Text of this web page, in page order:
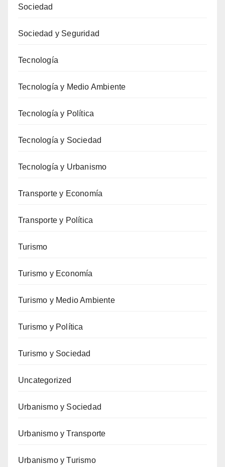
Sociedad
Sociedad y Seguridad
Tecnología
Tecnología y Medio Ambiente
Tecnología y Política
Tecnología y Sociedad
Tecnología y Urbanismo
Transporte y Economía
Transporte y Política
Turismo
Turismo y Economía
Turismo y Medio Ambiente
Turismo y Política
Turismo y Sociedad
Uncategorized
Urbanismo y Sociedad
Urbanismo y Transporte
Urbanismo y Turismo